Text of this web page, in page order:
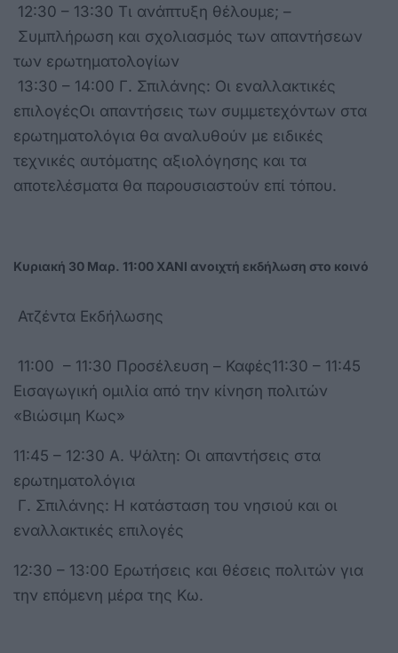
12:30 – 13:30 Τι ανάπτυξη θέλουμε; –
Συμπλήρωση και σχολιασμός των απαντήσεων
των ερωτηματολογίων
13:30 – 14:00 Γ. Σπιλάνης: Οι εναλλακτικές
επιλογέςΟι απαντήσεις των συμμετεχόντων στα
ερωτηματολόγια θα αναλυθούν με ειδικές
τεχνικές αυτόματης αξιολόγησης και τα
αποτελέσματα θα παρουσιαστούν επί τόπου.
Κυριακή 30 Μαρ. 11:00 ΧΑΝΙ ανοιχτή εκδήλωση στο κοινό
Ατζέντα Εκδήλωσης
11:00 – 11:30 Προσέλευση – Καφές11:30 – 11:45
Εισαγωγική ομιλία από την κίνηση πολιτών
«Βιώσιμη Κως»
11:45 – 12:30 Α. Ψάλτη: Οι απαντήσεις στα
ερωτηματολόγια
Γ. Σπιλάνης: Η κατάσταση του νησιού και οι
εναλλακτικές επιλογές
12:30 – 13:00 Ερωτήσεις και θέσεις πολιτών για
την επόμενη μέρα της Κω.